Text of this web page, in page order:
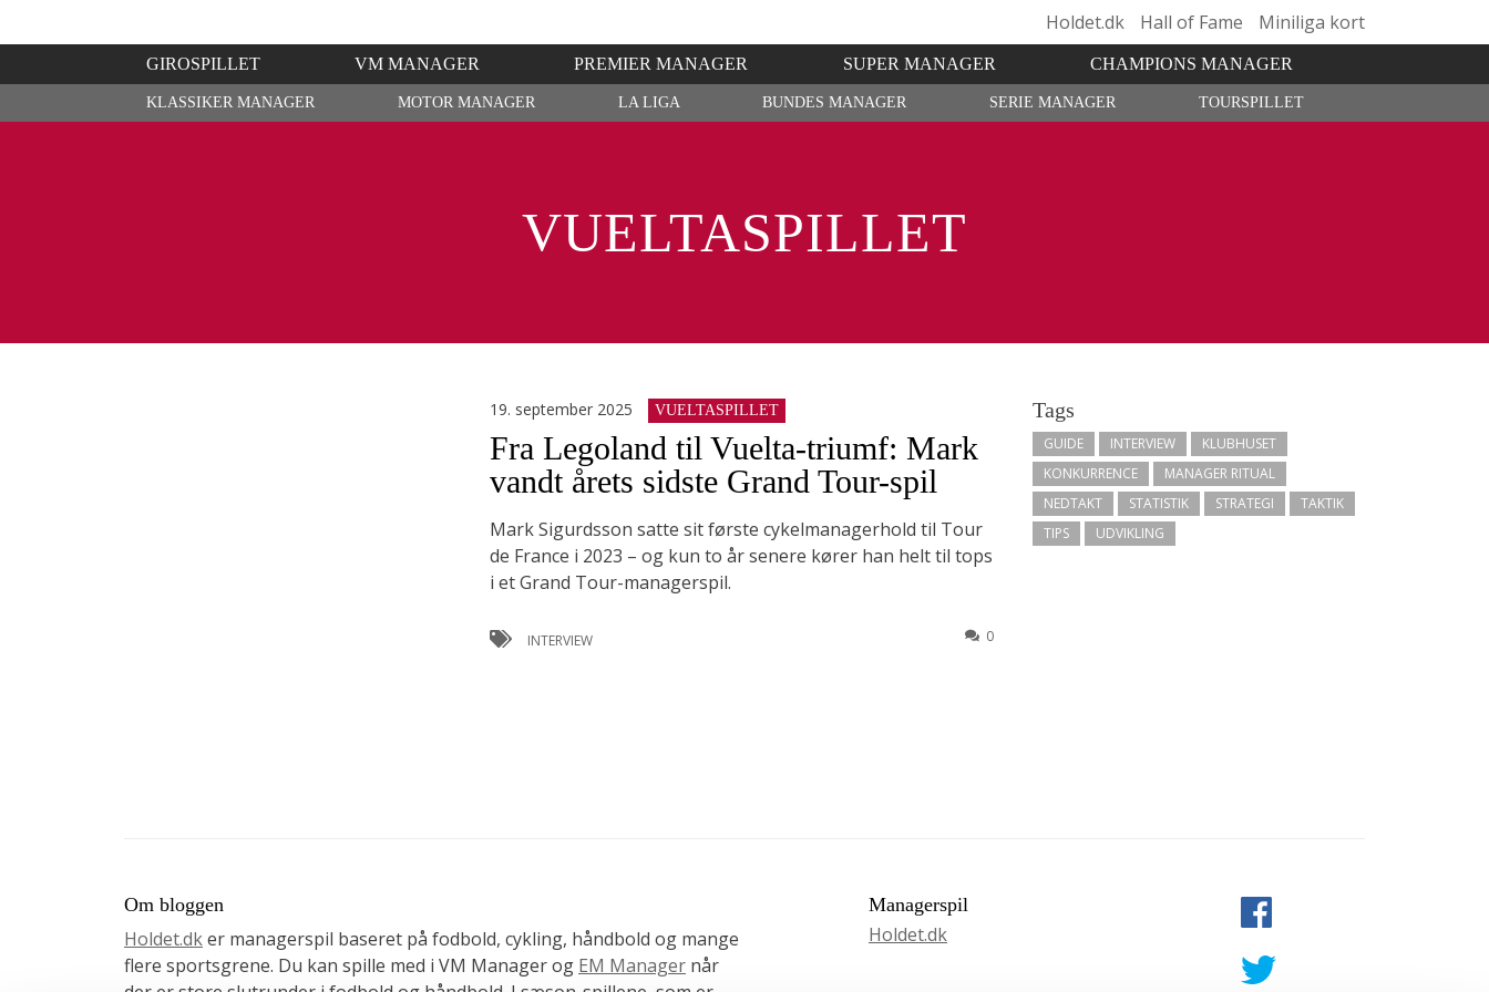
Holdet.dk Hall of Fame Miniliga kort
GIROSPILLET VM MANAGER PREMIER MANAGER SUPER MANAGER CHAMPIONS MANAGER
KLASSIKER MANAGER MOTOR MANAGER LA LIGA BUNDES MANAGER SERIE MANAGER TOURSPILLET
VUELTASPILLET
19. september 2025 VUELTASPILLET
Fra Legoland til Vuelta-triumf: Mark
vandt årets sidste Grand Tour-spil
Mark Sigurdsson satte sit første cykelmanagerhold til Tour
de France i 2023 – og kun to år senere kører han helt til tops
i et Grand Tour-managerspil.
INTERVIEW 0
Tags
GUIDE INTERVIEW
KLUBHUSET
KONKURRENCE
MANAGER RITUAL
NEDTAKT
STATISTIK STRATEGI
TAKTIK
TIPS
UDVIKLING
Om bloggen
Holdet.dker managerspil baseret på fodbold, cykling, håndbold og mange
flere sportsgrene. Du kan spille med i VM Manager og EM Manager når
Managerspil
Holdet.dk